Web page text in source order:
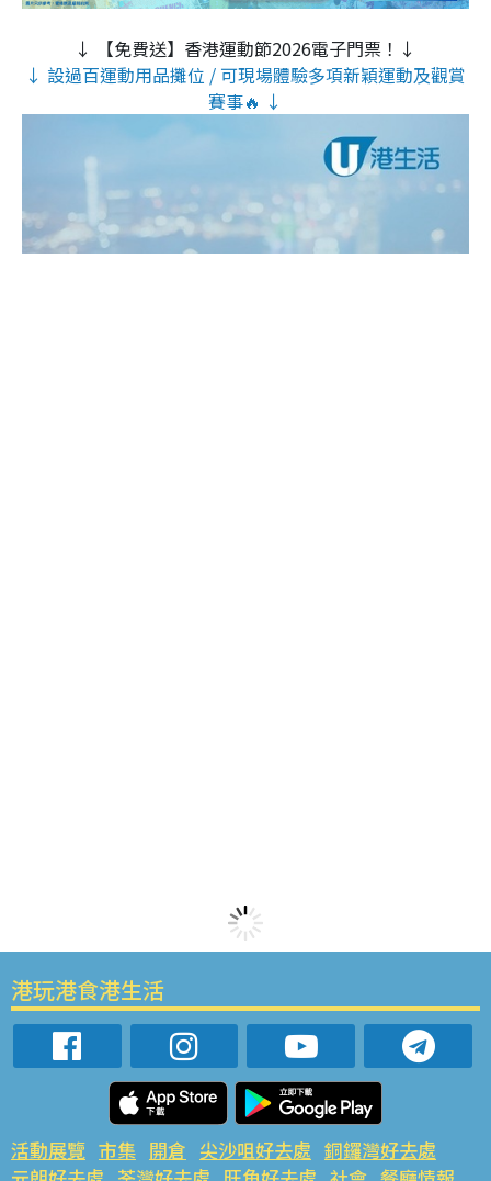
↓ 【免費送】香港運動節2026電子門票！↓
↓ 設過百運動用品攤位 / 可現場體驗多項新穎運動及觀賞
賽事🔥 ↓
港玩港食港生活
活動展覽 市集 開倉 尖沙咀好去處 銅鑼灣好去處